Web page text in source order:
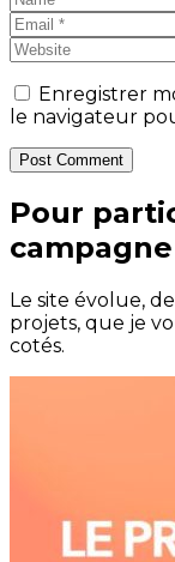
Enregistrer
le navigateur
Post Comment
Pour
Le site évolue,
projets, que je
cotés.